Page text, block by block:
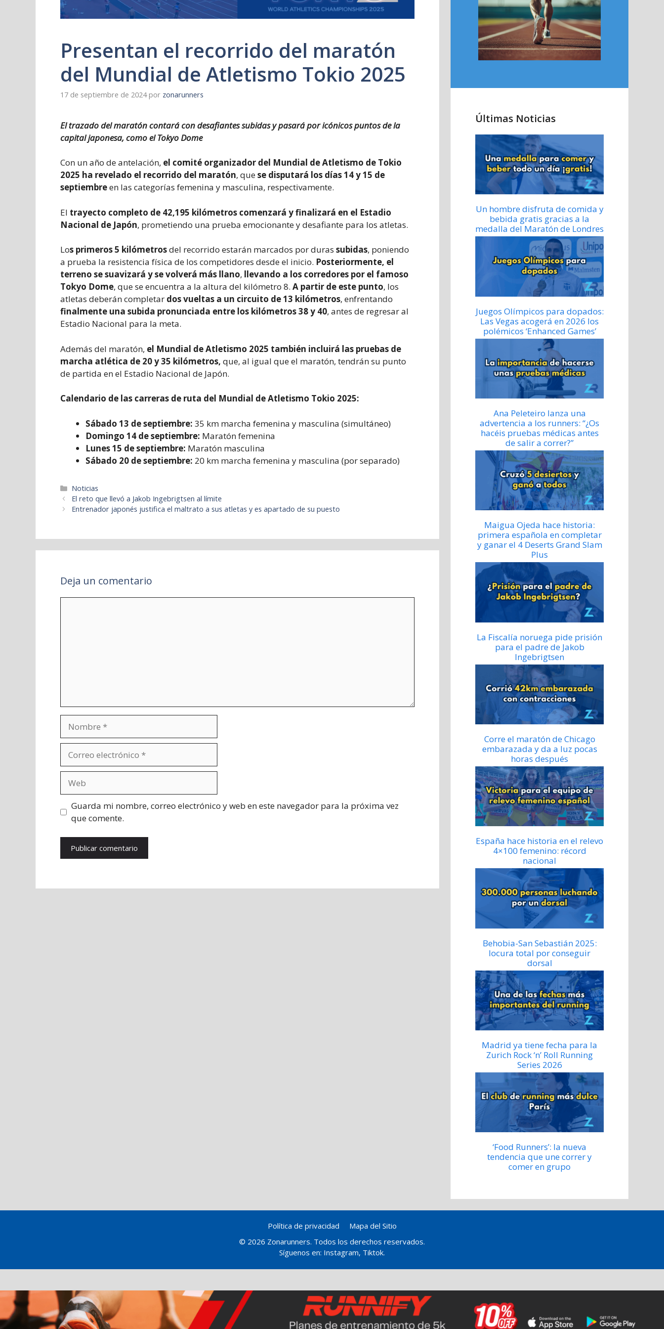
Presentan el recorrido del maratón
del Mundial de Atletismo Tokio 2025
17 de septiembre de 2024 por zonarunners
El trazado del maratón contará con desafiantes subidas y pasará por icónicos puntos de la
capital japonesa, como el Tokyo Dome
Con un año de antelación, el comité organizador del Mundial de Atletismo de Tokio
2025 ha revelado el recorrido del maratón, quese disputará los días 14 y 15 de
septiembreen las categorías femenina y masculina, respectivamente.
El trayecto completo de 42,195 kilómetros comenzará y finalizará en el Estadio
Nacional de Japón, prometiendo una prueba emocionante y desafiante para los atletas.
Los primeros 5 kilómetrosdel recorrido estarán marcados por duras subidas, poniendo
a prueba la resistencia física de los competidores desde el inicio. Posteriormente, el
terreno se suavizará y se volverá más llano, llevando a los corredores por el famoso
Tokyo Dome, que se encuentra a la altura del kilómetro 8. A partir de este punto, los
atletas deberán completar dos vueltas a un circuito de 13 kilómetros, enfrentando
finalmente una subida pronunciada entre los kilómetros 38 y 40, antes de regresar al
Estadio Nacional para la meta.
Además del maratón, el Mundial de Atletismo 2025 también incluirá las pruebas de
marcha atlética de 20 y 35 kilómetros, que, al igual que el maratón, tendrán su punto
de partida en el Estadio Nacional de Japón.
Calendario de las carreras de ruta del Mundial de Atletismo Tokio 2025:
Sábado 13 de septiembre: 35 km marcha femenina y masculina (simultáneo)
Domingo 14 de septiembre: Maratón femenina
Lunes 15 de septiembre: Maratón masculina
Sábado 20 de septiembre: 20 km marcha femenina y masculina (por separado)
Categorías
Noticias
El reto que llevó a Jakob Ingebrigtsen al límite
Entrenador japonés justifica el maltrato a sus atletas y es apartado de su puesto
Deja un comentario
electrónico
Guarda mi nombre, correo electrónico y web en este navegador para la próxima vez
que comente.
Últimas Noticias
Un hombre disfruta de comida y
bebida gratis gracias a la
medalla del Maratón de Londres
Juegos Olímpicos para dopados:
Las Vegas acogerá en 2026 los
polémicos ‘Enhanced Games’
Ana Peleteiro lanza una
advertencia a los runners: “¿Os
hacéis pruebas médicas antes
de salir a correr?”
Maigua Ojeda hace historia:
primera española en completar
y ganar el 4 Deserts Grand Slam
Plus
La Fiscalía noruega pide prisión
para el padre de Jakob
Ingebrigtsen
Corre el maratón de Chicago
embarazada y da a luz pocas
horas después
España hace historia en el relevo
4×100 femenino: récord
nacional
Behobia-San Sebastián 2025:
locura total por conseguir
dorsal
Madrid ya tiene fecha para la
Zurich Rock ‘n’ Roll Running
Series 2026
‘Food Runners’: la nueva
tendencia que une correr y
comer en grupo
Política de privacidad
Mapa del Sitio
© 2026 Zonarunners. Todos los derechos reservados.
Síguenos en: Instagram, Tiktok.